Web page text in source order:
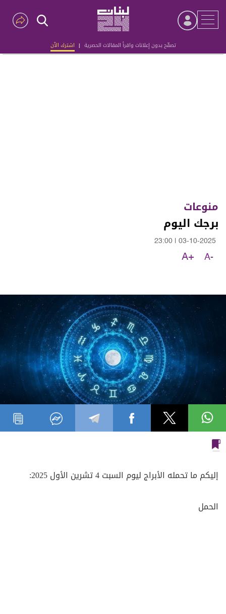
تصفّح بدون إعلانات واقرأ المقالات الحصرية | اشترك الآن
Advertisement
منوعات
برجك اليوم
03-10-2025
23:00
A-
A+
إليكم ما تحمله الأبراج ليوم السبت 4 تشرين الأول 2025:
الحمل